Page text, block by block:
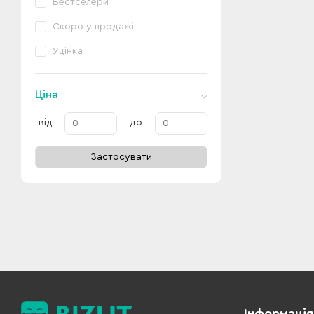
Бестселери
Скоро у продажі
Уцінка
Ціна
від до
Застосувати